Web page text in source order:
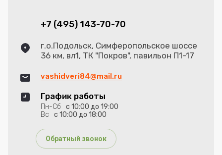
+7 (495) 143-70-70
г.о.Подольск, Симферопольское шоссе
36 км, вл1, ТК "Покров", павильон П1-17
vashidveri84@mail.ru
График работы
Пн-Сб
с 10:00 до 19:00
Вс
с 10:00 до 18:00
Обратный звонок